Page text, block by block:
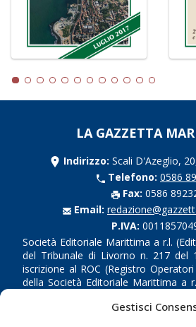
Gestisci
LA GAZZETTA
Indirizzo: Scali D'Azeglio,
Telefono: 0586
Fax: 0586
Email:
P.IVA:
Società Editoriale Marittima a r.l.
del Tribunale di Livorno n. 217 del
iscrizione al ROC (Registro
della Società Editoriale Marittima a
di Livorno del 15/09/2010.